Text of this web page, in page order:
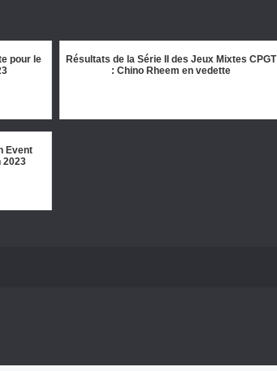
pour le
Résultats de la Série II des Jeux Mixtes CPGT
: Chino Rheem en vedette
Event
2023